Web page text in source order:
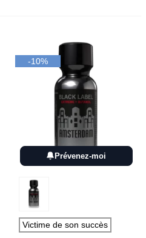
Prévenez-moi
-10%
Victime de son succès